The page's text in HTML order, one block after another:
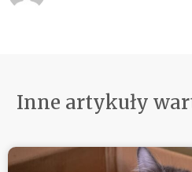
Inne artykuły